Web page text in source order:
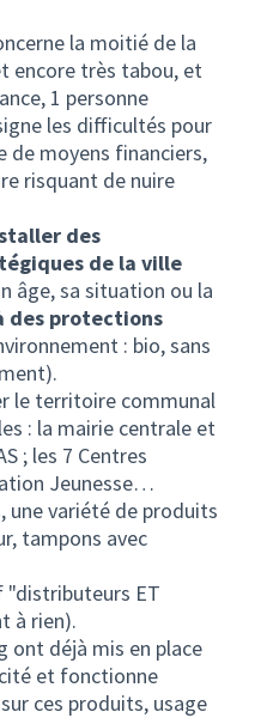
la moitié de la
encore très tabou, et
1 personne
les difficultés pour
de moyens financiers,
risquant de nuire
des
de la ville
âge, sa situation ou la
des protections
: bio, sans
le territoire communal
: la mairie centrale et
; les 7 Centres
Jeunesse…
une variété de produits
tampons avec
"distributeurs ET
à rien).
ont déjà mis en place
et fonctionne
ces produits, usage